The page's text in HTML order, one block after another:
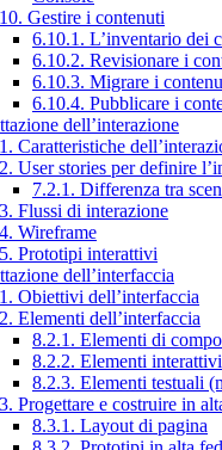
Gestire i contenuti
6.10.1. L’inventario dei
6.10.2. Revisionare i
6.10.3. Migrare i
6.10.4. Pubblicare i
dell’interazione
Caratteristiche
User stories per definire
7.2.1. Differenza tra
Flussi di interazione
Wireframe
Prototipi interattivi
dell’interfaccia
Obiettivi dell’interfaccia
Elementi dell’interfaccia
8.2.1. Elementi di
8.2.2. Elementi interattivi
8.2.3. Elementi testuali
Progettare e costruire in
8.3.1. Layout di pagina